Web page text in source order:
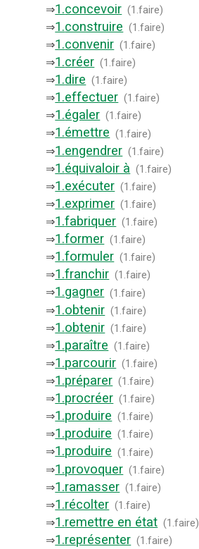
⇒1.concevoir (1.faire)
⇒1.construire (1.faire)
⇒1.convenir (1.faire)
⇒1.créer (1.faire)
⇒1.dire (1.faire)
⇒1.effectuer (1.faire)
⇒1.égaler (1.faire)
⇒1.émettre (1.faire)
⇒1.engendrer (1.faire)
⇒1.équivaloir à (1.faire)
⇒1.exécuter (1.faire)
⇒1.exprimer (1.faire)
⇒1.fabriquer (1.faire)
⇒1.former (1.faire)
⇒1.formuler (1.faire)
⇒1.franchir (1.faire)
⇒1.gagner (1.faire)
⇒1.obtenir (1.faire)
⇒1.obtenir (1.faire)
⇒1.paraître (1.faire)
⇒1.parcourir (1.faire)
⇒1.préparer (1.faire)
⇒1.procréer (1.faire)
⇒1.produire (1.faire)
⇒1.produire (1.faire)
⇒1.produire (1.faire)
⇒1.provoquer (1.faire)
⇒1.ramasser (1.faire)
⇒1.récolter (1.faire)
⇒1.remettre en état (1.faire)
⇒1.représenter (1.faire)